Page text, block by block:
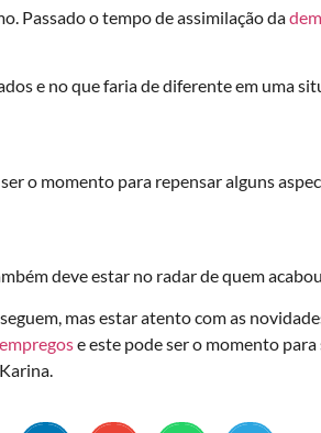
Passado o tempo de assimilação da
e no que faria de diferente em uma
o momento para repensar alguns
deve estar no radar de quem
mas estar atento com as
empregose este pode ser o momento